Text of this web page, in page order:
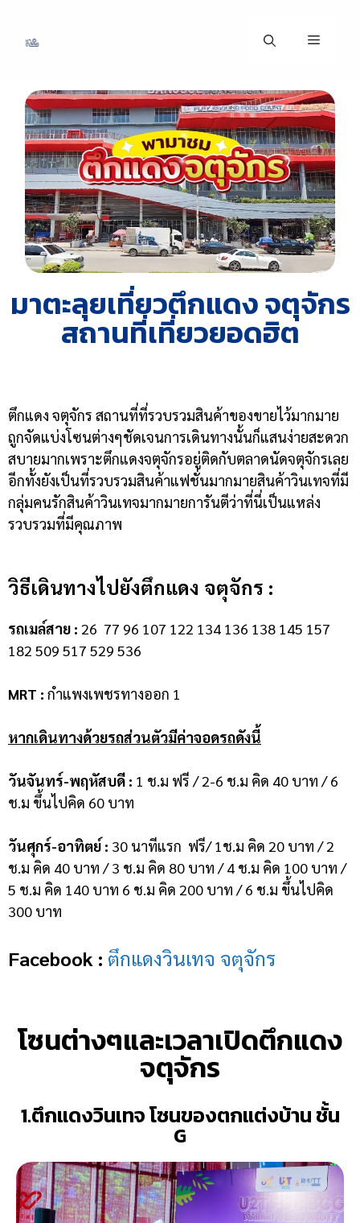
มาตะลุยเที่ยวตึกแดง จตุจักร
สถานที่เที่ยวยอดฮิต
ตึกแดง จตุจักร สถานที่ที่รวบรวมสินค้าของขายไว้มากมาย
ถูกจัดแบ่งโซนต่างๆชัดเจนการเดินทางนั้นก็แสนง่ายสะดวก
สบายมากเพราะตึกแดงจตุจักรอยู่ติดกับตลาดนัดจตุจักรเลย
อีกทั้งยังเป็นที่รวบรวมสินค้าแฟชั่นมากมายสินค้าวินเทจที่มี
กลุ่มคนรักสินค้าวินเทจมากมายการันตีว่าที่นี่เป็นแหล่ง
รวบรวมที่มีคุณภาพ
วิธีเดินทางไปยังตึกแดง จตุจักร :
รถเมล์สาย : 26 77 96 107 122 134 136 138 145 157
182 509 517 529 536
MRT : กำแพงเพชรทางออก 1
หากเดินทางด้วยรถส่วนตัวมีค่าจอดรถดังนี้
วันจันทร์-พฤหัสบดี : 1 ช.ม ฟรี / 2-6 ช.ม คิด 40 บาท / 6
ช.ม ขึ้นไปคิด 60 บาท
วันศุกร์-อาทิตย์ : 30 นาทีแรก ฟรี/ 1ช.ม คิด 20 บาท / 2
ช.ม คิด 40 บาท / 3 ช.ม คิด 80 บาท / 4 ช.ม คิด 100 บาท /
5 ช.ม คิด 140 บาท 6 ช.ม คิด 200 บาท / 6 ช.ม ขึ้นไปคิด
300 บาท
Facebook : ตึกแดงวินเทจ จตุจักร
โซนต่างๆและเวลาเปิดตึกแดง
จตุจักร
1.ตึกแดงวินเทจ โซนของตกแต่งบ้าน ชั้น
G